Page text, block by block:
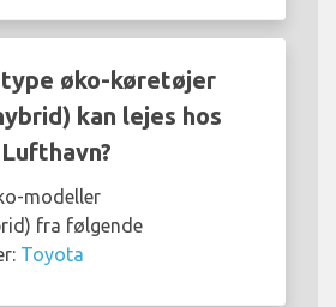
øko-køretøjer
kan lejes hos
modeller
fra følgende
Toyota